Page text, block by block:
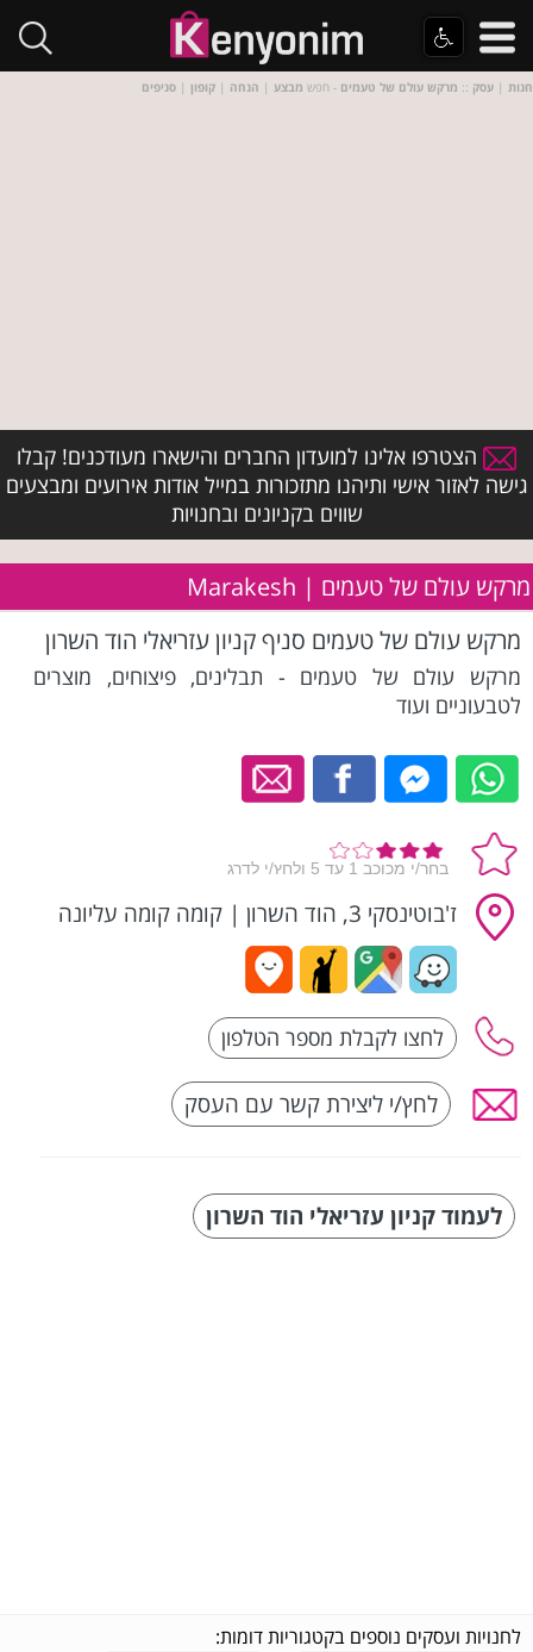
חנות | עסק :: מרקש עולם של טעמים - חפש מבצע | הנחה | קופון | סניפים
הצטרפו אלינו למועדון החברים והישארו מעודכנים! קבלו
גישה לאזור אישי ותיהנו מתזכורות במייל אודות אירועים ומבצעים
שווים בקניונים ובחנויות
מרקש עולם של טעמים | Marakesh
מרקש עולם של טעמים סניף קניון עזריאלי הוד השרון
מרקש עולם של טעמים - תבלינים, פיצוחים, מוצרים
לטבעוניים ועוד
ז'בוטינסקי 3, הוד השרון | קומה קומה עליונה
לחץ/י ליצירת קשר עם העסק
לעמוד קניון עזריאלי הוד השרון
לחנויות ועסקים נוספים בקטגוריות דומות: